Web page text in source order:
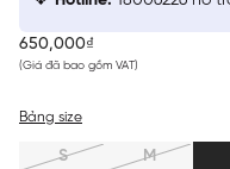
650,000₫
(Giá đã bao gồm VAT)
Bảng size
S M